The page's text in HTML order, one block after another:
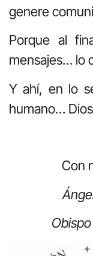
genere
Porque al
mensajes… lo
Y ahí, en lo
humano…
Con